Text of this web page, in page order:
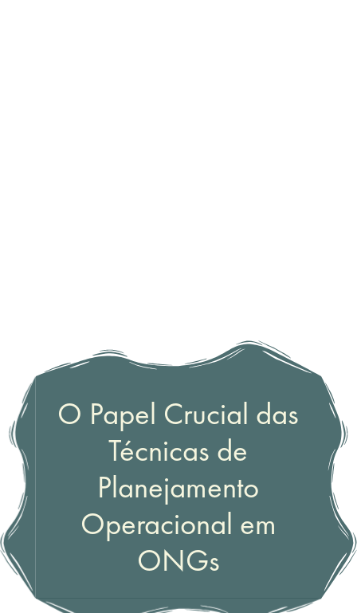
O Papel Crucial das
Técnicas de
Planejamento
Operacional em
ONGs